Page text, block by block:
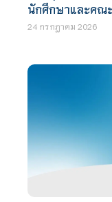
นักศึกษาและคณ
24 กรกฎาคม 2026